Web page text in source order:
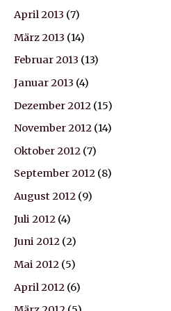
April 2013 (7)
März 2013 (14)
Februar 2013 (13)
Januar 2013 (4)
Dezember 2012 (15)
November 2012 (14)
Oktober 2012 (7)
September 2012 (8)
August 2012 (9)
Juli 2012 (4)
Juni 2012 (2)
Mai 2012 (5)
April 2012 (6)